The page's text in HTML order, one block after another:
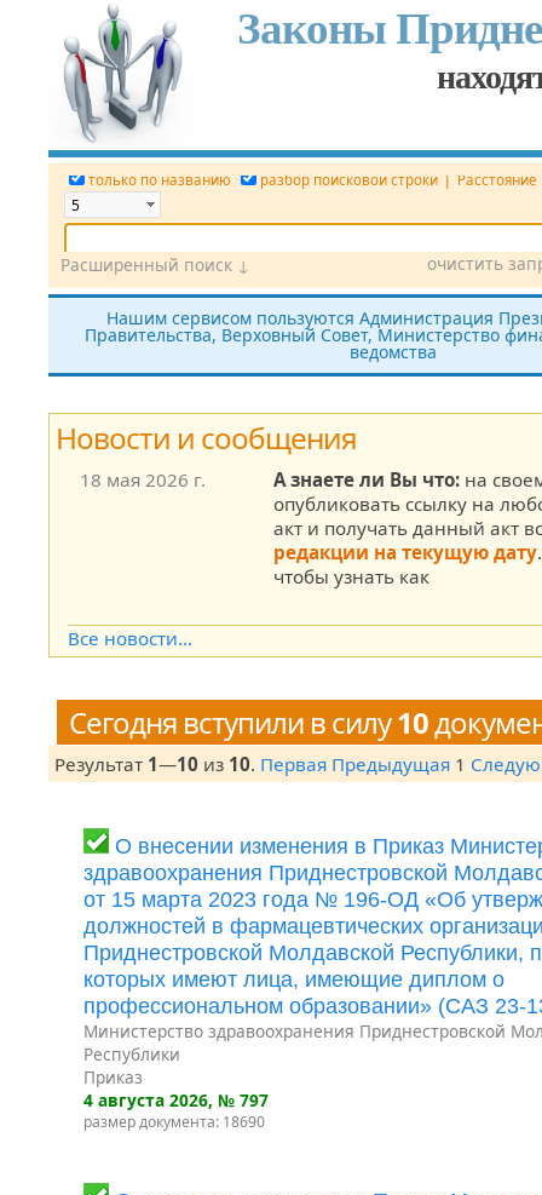
Законы
только по названию разбор поисковой строки |
Номер док. Дата
Принявший орган Источник (САЗ)
все редакции показать утратившие силу без
очистить
Расширенный поиск ↓
Нашим сервисом пользуются Администрация
Правительства, Верховный Совет, Министерство
ведомства
Новости и сообщения
18 мая 2026 г. А знаете ли Вы что: на
опубликовать ссылку на
акт и получать данный акт
редакции на текущую дату
чтобы узнать как
Все новости...
Сегодня вступили в силу10
Результат 1—10 из 10. Первая Предыдущая 1
О внесении изменения в Приказ
здравоохранения Приднестровской
от 15 марта 2023 года № 196-ОД «Об
должностей в фармацевтических
Приднестровской Молдавской Республики,
которых имеют лица, имеющие диплом о
профессиональном образовании» (САЗ 23-
Министерство здравоохранения Приднестровской
Республики
Приказ
4 августа 2026, № 797
размер документа: 18690